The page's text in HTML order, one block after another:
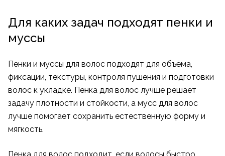
Для каких задач подходят пенки и
муссы
Пенки и муссы для волос подходят для объёма,
фиксации, текстуры, контроля пушения и подготовки
волос к укладке. Пенка для волос лучше решает
задачу плотности и стойкости, а мусс для волос
лучше помогает сохранить естественную форму и
мягкость.